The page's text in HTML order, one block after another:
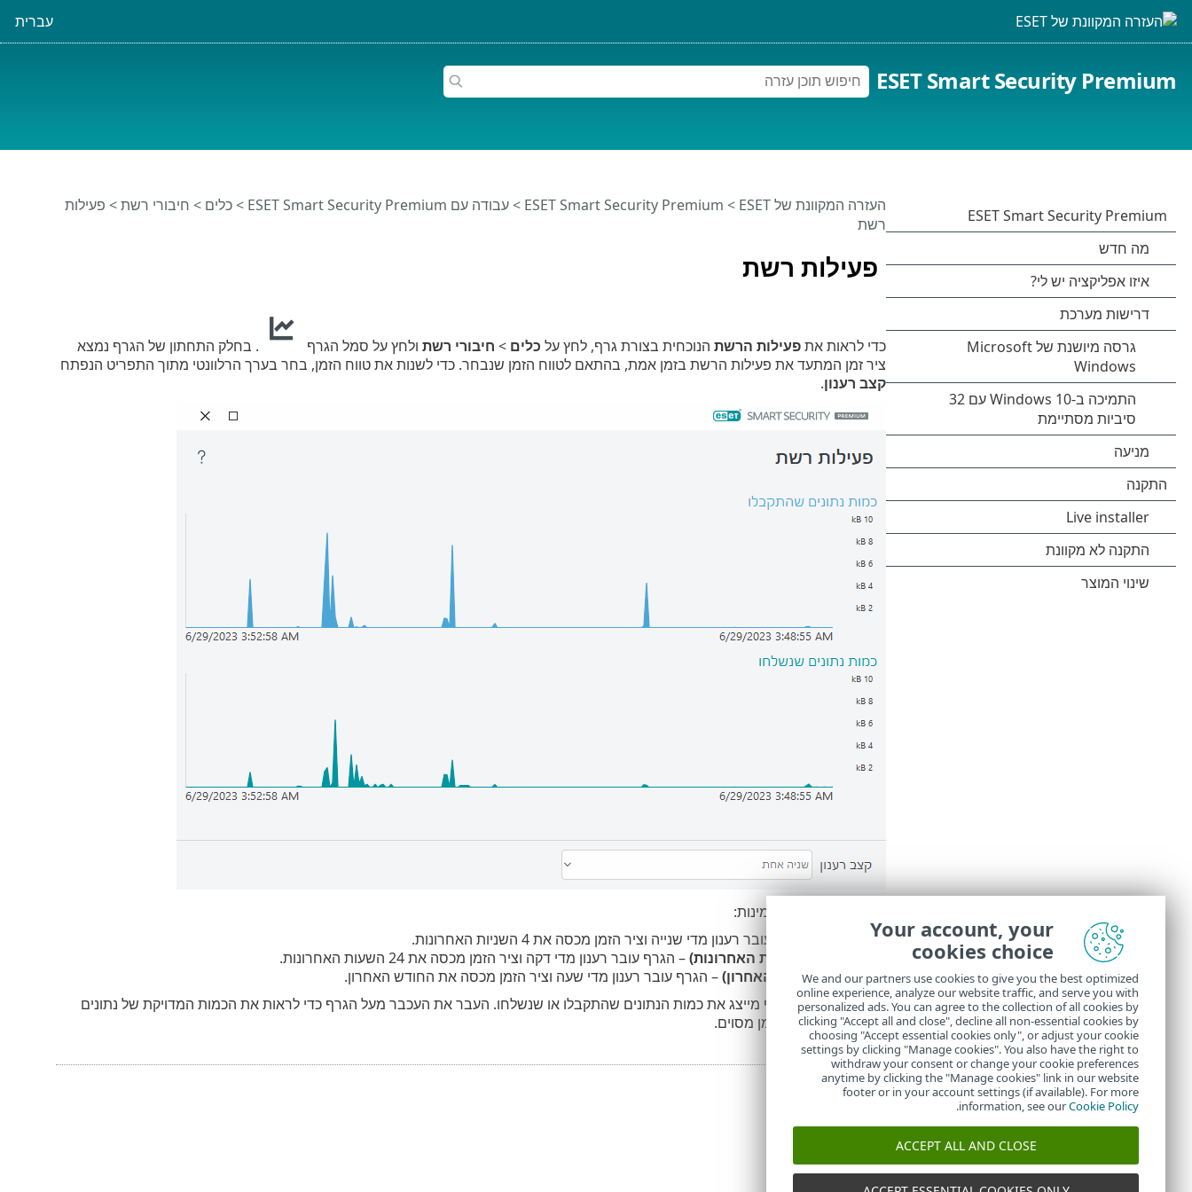
עברית
ESET Smart Security Premium
פעילות רשת
העזרה המקוונת של ESET >
ESET Smart Security Premium
>עבודה עם ESET Smart Security Premium >כלים > חיבורי רשת> פעילות
רשת
כדי לראות אתפעילות הרשתהנוכחית בצורת גרף, לחץ על כלים > חיבורי רשתולחץ על סמל הגרף
. בחלק התחתון של הגרף נמצא
ציר זמן המתעד את פעילות הרשת בזמן אמת, בהתאם לטווח הזמן שנבחר. כדי לשנות את טווח הזמן, בחר בערך הרלוונטי מתוך התפריט הנפתח
קצב רענון.
האפשרויות הבאות זמינות:
– הגרף עובר רענון מדי שנייה וציר הזמן מכסה את 4 השניות האחרונות.
– הגרף עובר רענון מדי דקה וציר הזמן מכסה את 24 השעות האחרונות.
שעה 1 (החודש האחרון)
– הגרף עובר רענון מדי שעה וציר הזמן מכסה את החודש האחרון.
הציר האנכי של הגרף מייצג את כמות הנתונים שהתקבלו או שנשלחו. העבר את העכבר מעל הגרף כדי לראות את הכמות המדויקת של נתונים
שהתקבלו/נשלחו בזמן מסוים.
Your account, your
cookies choice
We and our partners use cookies to give you the best optimized
online experience, analyze our website traffic, and serve you with
personalized ads. You can agree to the collection of all cookies by
clicking "Accept all and close", decline all non-essential cookies by
choosing "Accept essential cookies only", or adjust your cookie
settings by clicking "Manage cookies". You also have the right to
withdraw your consent or change your cookie preferences
anytime by clicking the "Manage cookies" link in our website
footer or in your account settings (if available). For more
information, see ourCookie Policy
.
ACCEPT ALL AND CLOSE